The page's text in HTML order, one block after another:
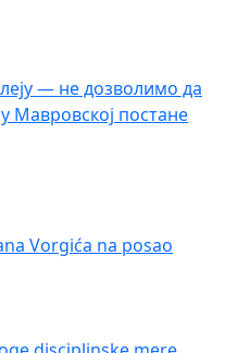
— не дозволимо да
Мавровској постане
Vorgića na posao